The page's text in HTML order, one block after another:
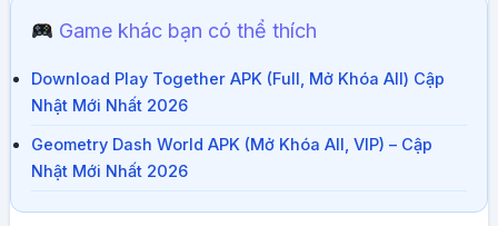
Game khác bạn có thể thích
Download Play Together APK (Full, Mở Khóa All) Cập
Nhật Mới Nhất 2026
Geometry Dash World APK (Mở Khóa All, VIP) – Cập
Nhật Mới Nhất 2026